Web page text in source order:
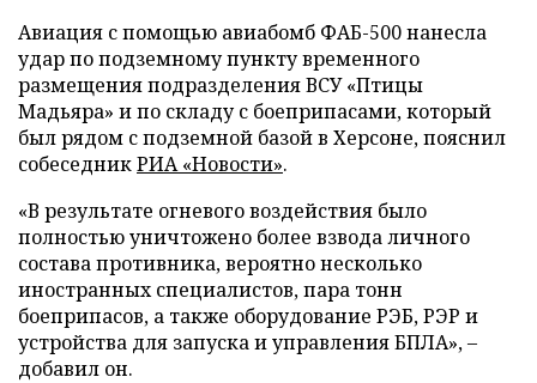
Авиация с помощью авиабомб ФАБ-500 нанесла
удар по подземному пункту временного
размещения подразделения ВСУ «Птицы
Мадьяра» и по складу с боеприпасами, который
был рядом с подземной базой в Херсоне, пояснил
собеседникРИА «Новости».
«В результате огневого воздействия было
полностью уничтожено более взвода личного
состава противника, вероятно несколько
иностранных специалистов, пара тонн
боеприпасов, а также оборудование РЭБ, РЭР и
устройства для запуска и управления БПЛА», –
добавил он.